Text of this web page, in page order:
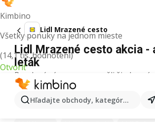
Kimbino
Všetky ponuky na jednom mieste
(14,1 tis. hodnotení)
Otvoriť
Hľadajte obchody, kategórie,
Lidl Mrazené cesto
Lidl Mrazené cesto akcia -
leták
Pre daný výraz sme nenašli žiadne
Ďalšie produkty v
Lidl Kapor Ashwagandha